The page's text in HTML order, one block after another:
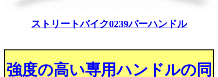
ストリートバイク0239バーハンドル
強度の高い専用ハンドルの同